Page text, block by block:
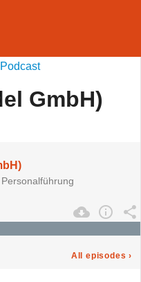
GmbH)
All episodes ›